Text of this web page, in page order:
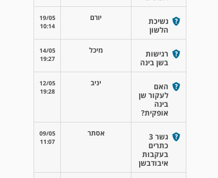
נשיכת
הלשון
יורם
19/05
10:14
רגישות
בשן בינה
מיכל
14/05
19:27
האם
לעקור שן
בינה
אופקית?
יניב
12/05
19:28
גשר 3
כתרים
בעקבות
איבודבשן
אסתר
09/05
11:07